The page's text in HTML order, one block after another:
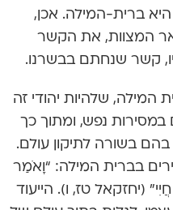
היא ברית-המילה. אכן,
המצוות, את הקשר
קשר שנחתם בבשרנו.
המילה, שלהיות יהודי זה
במסירות נפש, ומתוך כך
בשורה לתיקון עולם.
בברית המילה: “וָאֹמַר
(יחזקאל טז, ו). הייעוד